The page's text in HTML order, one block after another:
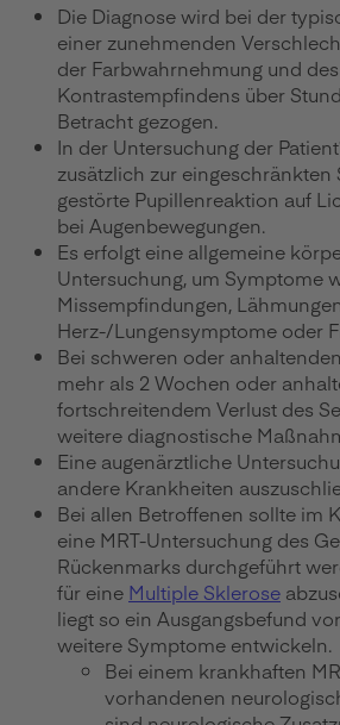
Die Diagnose wird bei der
einer zunehmenden
der Farbwahrnehmung und des
Kontrastempfindens über
Betracht gezogen.
In der Untersuchung der
zusätzlich zur
gestörte Pupillenreaktion auf
bei Augenbewegungen.
Es erfolgt eine allgemeine
Untersuchung, um Symptome
Missempfindungen,
Herz-/Lungensymptome oder
Bei schweren oder
mehr als 2 Wochen oder
fortschreitendem Verlust des
weitere diagnostische
Eine augenärztliche
andere Krankheiten
Bei allen Betroffenen sollte im
eine MRT-Untersuchung des
Rückenmarks durchgeführt
für eine Multiple Sklerose
liegt so ein Ausgangsbefund
weitere Symptome entwickeln.
Bei einem krankhaften
vorhandenen